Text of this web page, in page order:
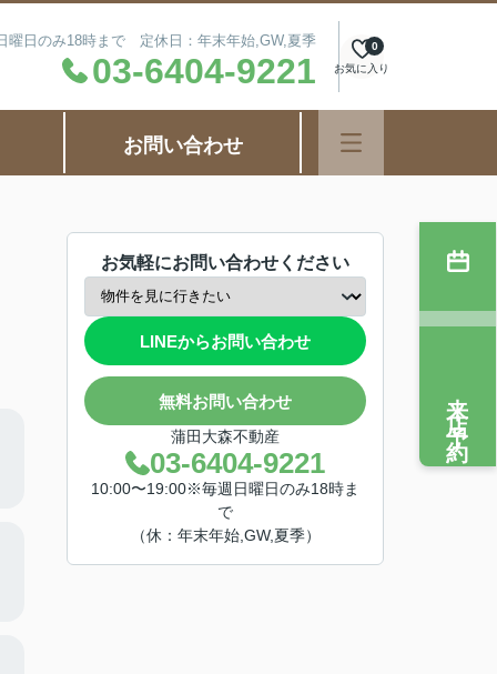
曜日のみ18時まで 定休日：年末年始,GW,夏季
03-6404-9221 お気に入り
0
お問い合わせ
お気軽にお問い合わせください
LINEからお問い合わせ
無料お問い合わせ
蒲田大森不動産
03-6404-9221
10:00〜19:00※毎週日曜日のみ18時ま
で
（休：年末年始,GW,夏季）
来店予約